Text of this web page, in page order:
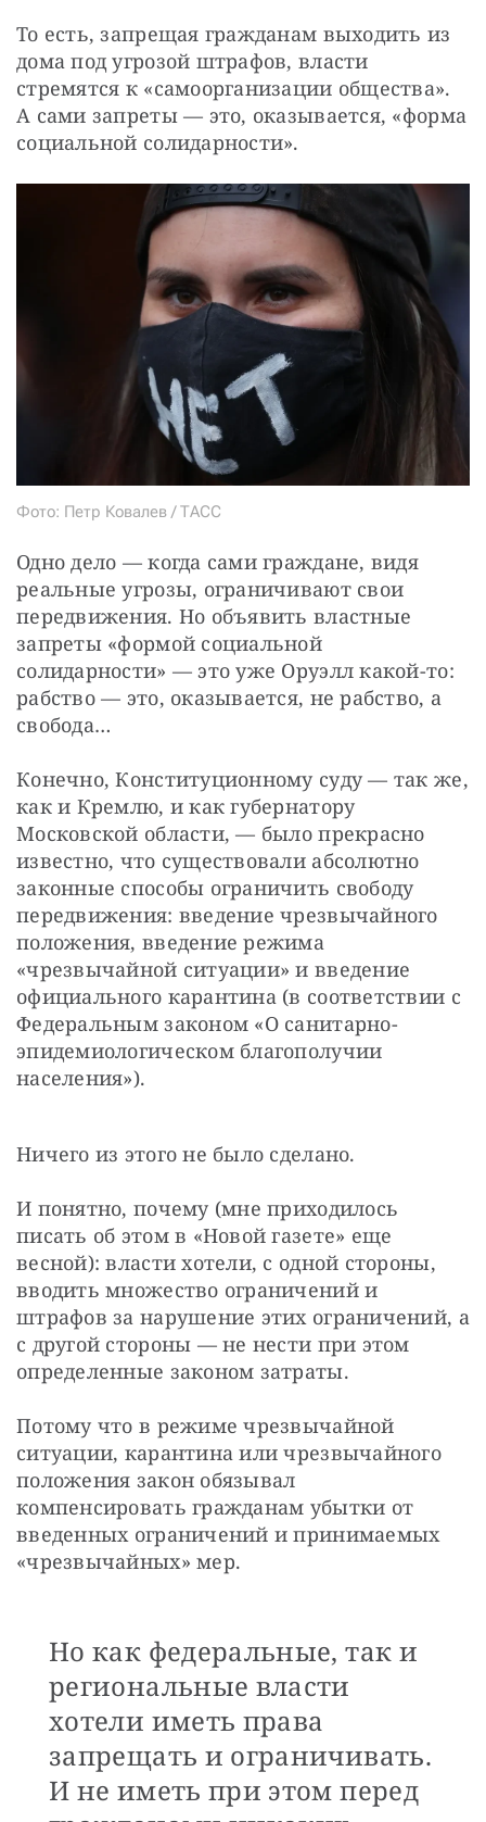
То есть, запрещая гражданам выходить из
дома под угрозой штрафов, власти
стремятся к «самоорганизации общества».
А сами запреты — это, оказывается, «форма
социальной солидарности».
Фото: Петр Ковалев / ТАСС
Одно дело — когда сами граждане, видя
реальные угрозы, ограничивают свои
передвижения. Но объявить властные
запреты «формой социальной
солидарности» — это уже Оруэлл какой-то:
рабство — это, оказывается, не рабство, а
свобода…
Конечно, Конституционному суду — так же,
как и Кремлю, и как губернатору
Московской области, — было прекрасно
известно, что существовали абсолютно
законные способы ограничить свободу
передвижения: введение чрезвычайного
положения, введение режима
«чрезвычайной ситуации» и введение
официального карантина (в соответствии с
Федеральным законом «О санитарно-
эпидемиологическом благополучии
населения»).
Ничего из этого не было сделано.
И понятно, почему (мне приходилось
писать об этом в «Новой газете» еще
весной): власти хотели, с одной стороны,
вводить множество ограничений и
штрафов за нарушение этих ограничений, а
с другой стороны — не нести при этом
определенные законом затраты.
Потому что в режиме чрезвычайной
ситуации, карантина или чрезвычайного
положения закон обязывал
компенсировать гражданам убытки от
введенных ограничений и принимаемых
«чрезвычайных» мер.
Но как федеральные, так и
региональные власти
хотели иметь права
запрещать и ограничивать.
И не иметь при этом перед